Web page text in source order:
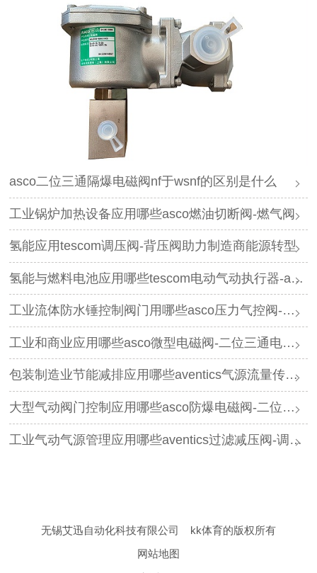
asco二位三通隔爆电磁阀nf于wsnf的区别是什么
工业锅炉加热设备应用哪些asco燃油切断阀-燃气阀
氢能应用tescom调压阀-背压阀助力制造商能源转型
氢能与燃料电池应用哪些tescom电动气动执行器-asco电磁阀
工业流体防水锤控制阀门用哪些asco压力气控阀-三通阀
工业和商业应用哪些asco微型电磁阀-二位三通电磁阀
包装制造业节能减排应用哪些aventics气源流量传感器-过滤减压阀
大型气动阀门控制应用哪些asco防爆电磁阀-二位五通电磁阀
工业气动气源管理应用哪些aventics过滤减压阀-调压器
无锡艾迅自动化科技有限公司
kk体育的版权所有
网站地图